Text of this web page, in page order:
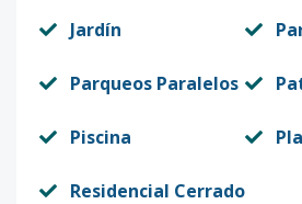
Jardín
Parqueos Paralelos
Piscina
Residencial Cerrado